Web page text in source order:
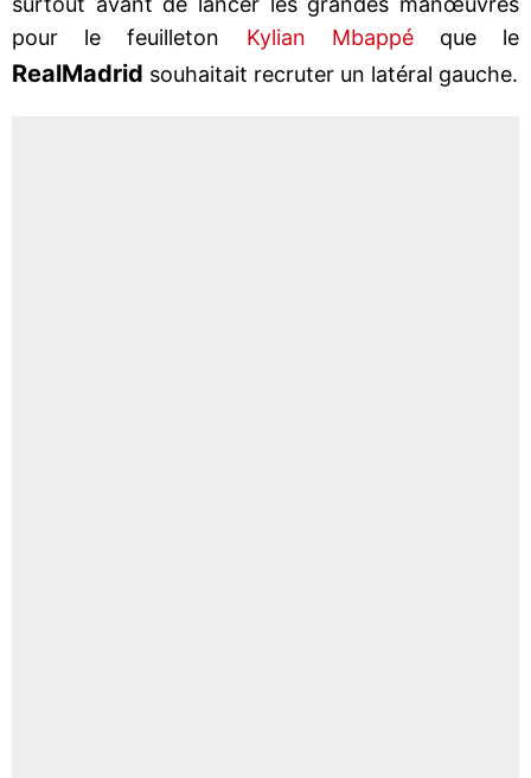
pour le feuilleton Kylian Mbappéque le
RealMadrid souhaitait recruter un latéral gauche.